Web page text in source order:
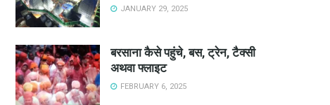
JANUARY 29, 2025
बरसाना कैसे पहुंचे, बस, ट्रेन, टैक्सी
अथवा फ्लाइट
FEBRUARY 6, 2025